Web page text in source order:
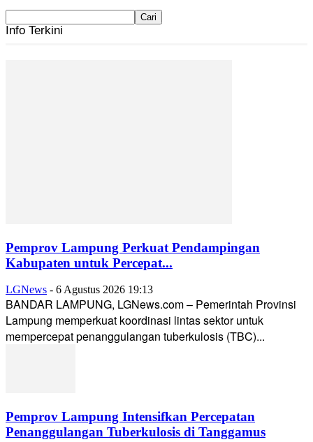
Info Terkini
Pemprov Lampung Perkuat Pendampingan
Kabupaten untuk Percepat...
LGNews - 6 Agustus 2026 19:13
BANDAR LAMPUNG, LGNews.com – Pemerintah Provinsi
Lampung memperkuat koordinasi lintas sektor untuk
mempercepat penanggulangan tuberkulosis (TBC)...
Pemprov Lampung Intensifkan Percepatan
Penanggulangan Tuberkulosis di Tanggamus